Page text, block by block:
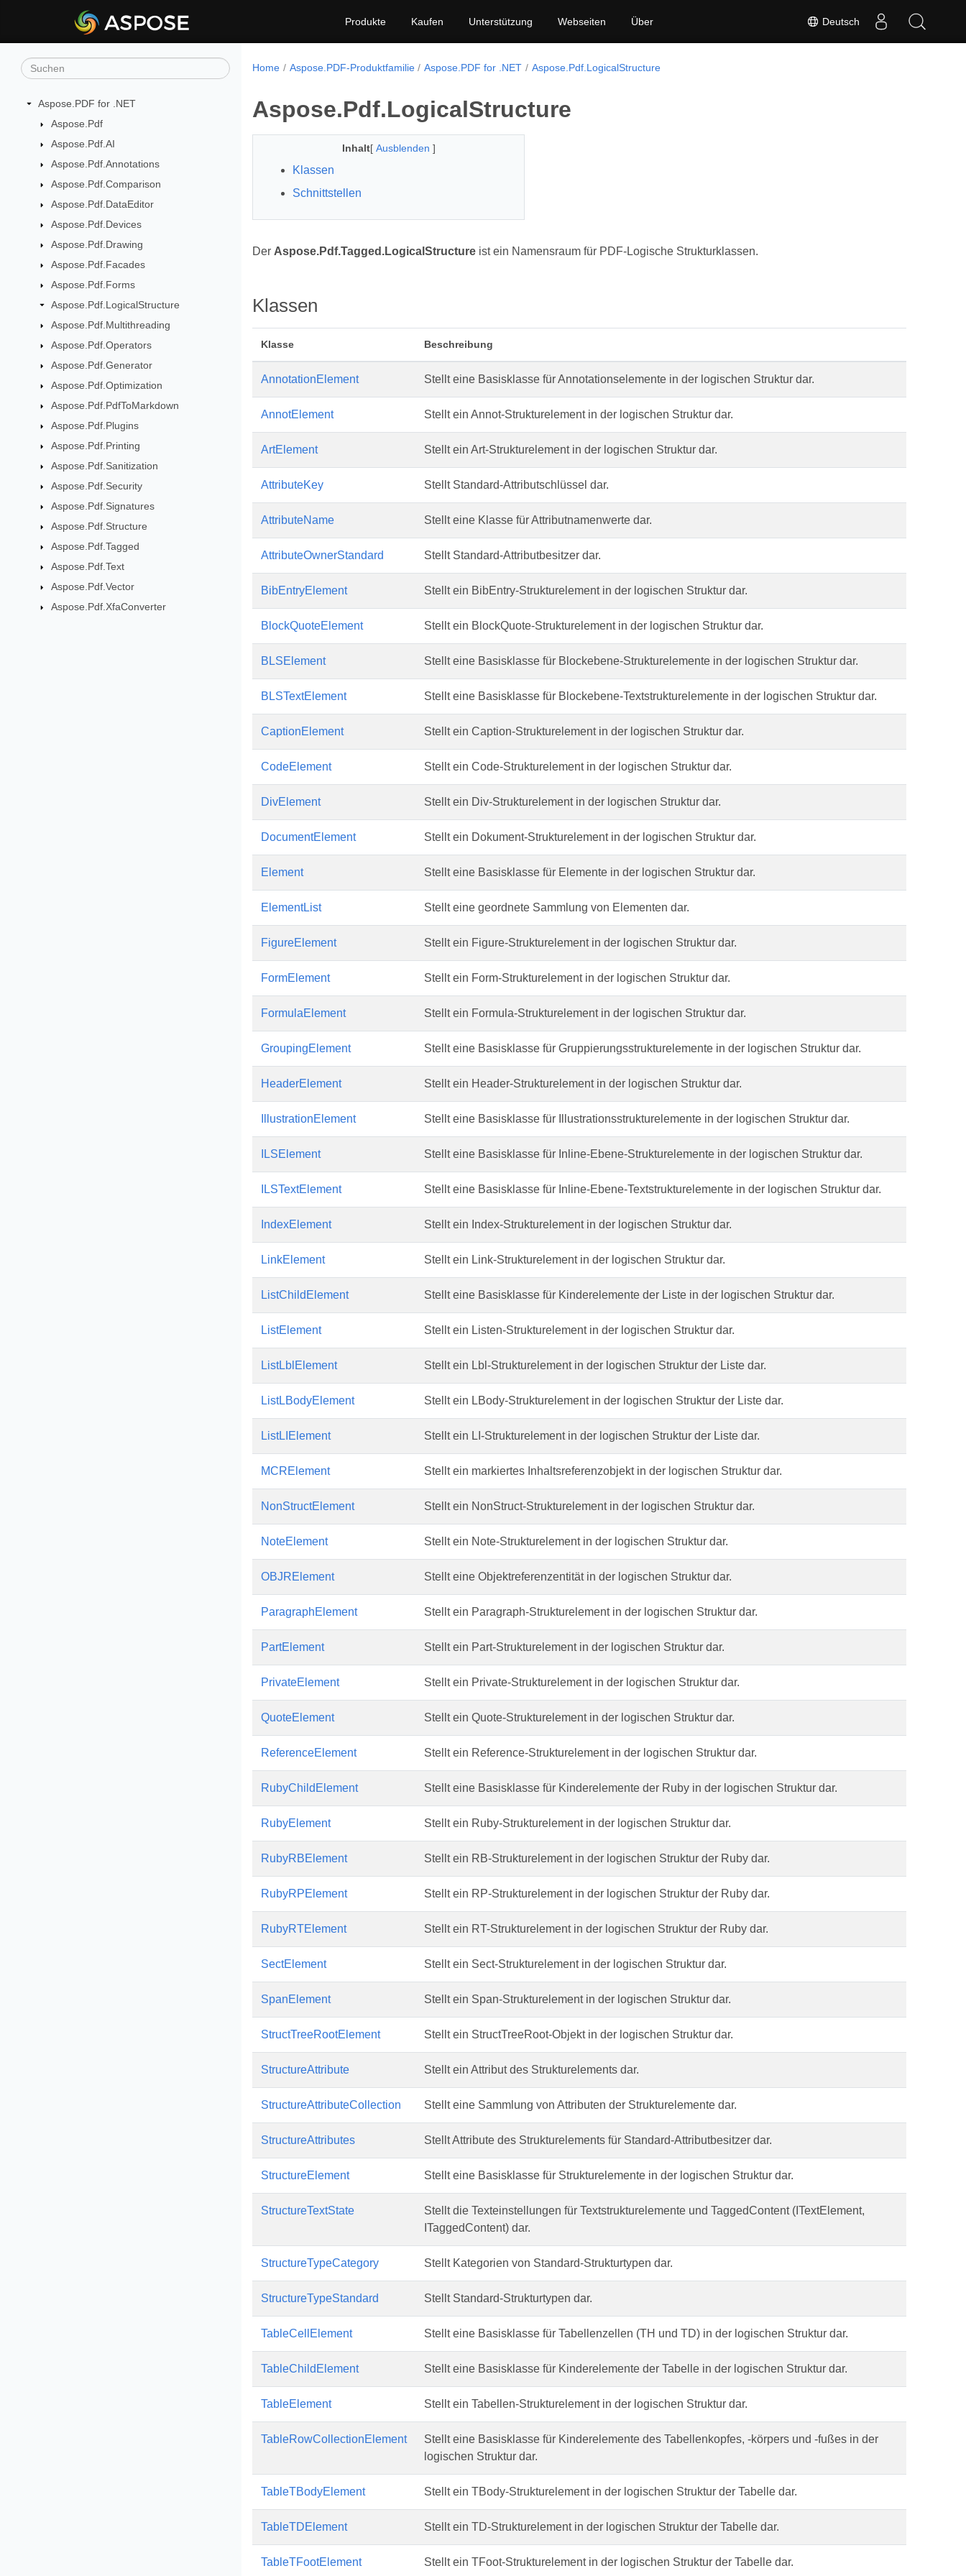
Deutsch
Produkte Kaufen Unterstützung Webseiten Über
Aspose.PDF for .NET
Aspose.Pdf
Aspose.Pdf.AI
Aspose.Pdf.Annotations
Aspose.Pdf.Comparison
Aspose.Pdf.DataEditor
Aspose.Pdf.Devices
Aspose.Pdf.Drawing
Aspose.Pdf.Facades
Aspose.Pdf.Forms
Aspose.Pdf.LogicalStructure
Aspose.Pdf.Multithreading
Aspose.Pdf.Operators
Aspose.Pdf.Generator
Aspose.Pdf.Optimization
Aspose.Pdf.PdfToMarkdown
Aspose.Pdf.Plugins
Aspose.Pdf.Printing
Aspose.Pdf.Sanitization
Aspose.Pdf.Security
Aspose.Pdf.Signatures
Aspose.Pdf.Structure
Aspose.Pdf.Tagged
Aspose.Pdf.Text
Aspose.Pdf.Vector
Aspose.Pdf.XfaConverter
Home Aspose.PDF-Produktfamilie Aspose.PDF for .NET Aspose.Pdf.LogicalStructure
Aspose.Pdf.LogicalStructure
Inhalt[ Ausblenden ]
Klassen
Schnittstellen
Der Aspose.Pdf.Tagged.LogicalStructure ist ein Namensraum für PDF-Logische Strukturklassen.
Klassen
Klasse Beschreibung
AnnotationElement Stellt eine Basisklasse für Annotationselemente in der logischen Struktur dar.
AnnotElement Stellt ein Annot-Strukturelement in der logischen Struktur dar.
ArtElement Stellt ein Art-Strukturelement in der logischen Struktur dar.
AttributeKey Stellt Standard-Attributschlüssel dar.
AttributeName Stellt eine Klasse für Attributnamenwerte dar.
AttributeOwnerStandard Stellt Standard-Attributbesitzer dar.
BibEntryElement Stellt ein BibEntry-Strukturelement in der logischen Struktur dar.
BlockQuoteElement Stellt ein BlockQuote-Strukturelement in der logischen Struktur dar.
BLSElement Stellt eine Basisklasse für Blockebene-Strukturelemente in der logischen Struktur dar.
BLSTextElement Stellt eine Basisklasse für Blockebene-Textstrukturelemente in der logischen Struktur dar.
CaptionElement Stellt ein Caption-Strukturelement in der logischen Struktur dar.
CodeElement Stellt ein Code-Strukturelement in der logischen Struktur dar.
DivElement Stellt ein Div-Strukturelement in der logischen Struktur dar.
DocumentElement Stellt ein Dokument-Strukturelement in der logischen Struktur dar.
Element Stellt eine Basisklasse für Elemente in der logischen Struktur dar.
ElementList Stellt eine geordnete Sammlung von Elementen dar.
FigureElement Stellt ein Figure-Strukturelement in der logischen Struktur dar.
FormElement Stellt ein Form-Strukturelement in der logischen Struktur dar.
FormulaElement Stellt ein Formula-Strukturelement in der logischen Struktur dar.
GroupingElement Stellt eine Basisklasse für Gruppierungsstrukturelemente in der logischen Struktur dar.
HeaderElement Stellt ein Header-Strukturelement in der logischen Struktur dar.
IllustrationElement Stellt eine Basisklasse für Illustrationsstrukturelemente in der logischen Struktur dar.
ILSElement Stellt eine Basisklasse für Inline-Ebene-Strukturelemente in der logischen Struktur dar.
ILSTextElement Stellt eine Basisklasse für Inline-Ebene-Textstrukturelemente in der logischen Struktur dar.
IndexElement Stellt ein Index-Strukturelement in der logischen Struktur dar.
LinkElement Stellt ein Link-Strukturelement in der logischen Struktur dar.
ListChildElement Stellt eine Basisklasse für Kinderelemente der Liste in der logischen Struktur dar.
ListElement Stellt ein Listen-Strukturelement in der logischen Struktur dar.
ListLblElement Stellt ein Lbl-Strukturelement in der logischen Struktur der Liste dar.
ListLBodyElement Stellt ein LBody-Strukturelement in der logischen Struktur der Liste dar.
ListLIElement Stellt ein LI-Strukturelement in der logischen Struktur der Liste dar.
MCRElement Stellt ein markiertes Inhaltsreferenzobjekt in der logischen Struktur dar.
NonStructElement Stellt ein NonStruct-Strukturelement in der logischen Struktur dar.
NoteElement Stellt ein Note-Strukturelement in der logischen Struktur dar.
OBJRElement Stellt eine Objektreferenzentität in der logischen Struktur dar.
ParagraphElement Stellt ein Paragraph-Strukturelement in der logischen Struktur dar.
PartElement Stellt ein Part-Strukturelement in der logischen Struktur dar.
PrivateElement Stellt ein Private-Strukturelement in der logischen Struktur dar.
QuoteElement Stellt ein Quote-Strukturelement in der logischen Struktur dar.
ReferenceElement Stellt ein Reference-Strukturelement in der logischen Struktur dar.
RubyChildElement Stellt eine Basisklasse für Kinderelemente der Ruby in der logischen Struktur dar.
RubyElement Stellt ein Ruby-Strukturelement in der logischen Struktur dar.
RubyRBElement Stellt ein RB-Strukturelement in der logischen Struktur der Ruby dar.
RubyRPElement Stellt ein RP-Strukturelement in der logischen Struktur der Ruby dar.
RubyRTElement Stellt ein RT-Strukturelement in der logischen Struktur der Ruby dar.
SectElement Stellt ein Sect-Strukturelement in der logischen Struktur dar.
SpanElement Stellt ein Span-Strukturelement in der logischen Struktur dar.
StructTreeRootElement Stellt ein StructTreeRoot-Objekt in der logischen Struktur dar.
StructureAttribute Stellt ein Attribut des Strukturelements dar.
StructureAttributeCollection Stellt eine Sammlung von Attributen der Strukturelemente dar.
StructureAttributes Stellt Attribute des Strukturelements für Standard-Attributbesitzer dar.
StructureElement Stellt eine Basisklasse für Strukturelemente in der logischen Struktur dar.
StructureTextState
Stellt die Texteinstellungen für Textstrukturelemente und TaggedContent (ITextElement,
ITaggedContent) dar.
StructureTypeCategory Stellt Kategorien von Standard-Strukturtypen dar.
StructureTypeStandard Stellt Standard-Strukturtypen dar.
TableCellElement Stellt eine Basisklasse für Tabellenzellen (TH und TD) in der logischen Struktur dar.
TableChildElement Stellt eine Basisklasse für Kinderelemente der Tabelle in der logischen Struktur dar.
TableElement Stellt ein Tabellen-Strukturelement in der logischen Struktur dar.
TableRowCollectionElement
Stellt eine Basisklasse für Kinderelemente des Tabellenkopfes, -körpers und -fußes in der
logischen Struktur dar.
TableTBodyElement Stellt ein TBody-Strukturelement in der logischen Struktur der Tabelle dar.
TableTDElement Stellt ein TD-Strukturelement in der logischen Struktur der Tabelle dar.
TableTFootElement Stellt ein TFoot-Strukturelement in der logischen Struktur der Tabelle dar.